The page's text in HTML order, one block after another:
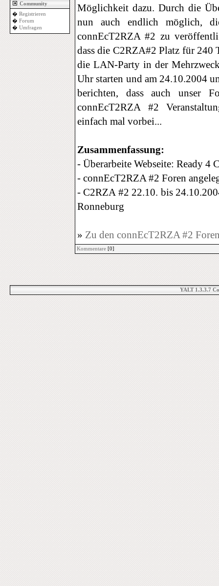
Community
� Registrieren
� Forum
� Umfragen
Möglichkeit dazu. Durch die
nun auch endlich möglich,
connEcT2RZA #2 zu
dass die C2RZA#2 Platz für
die LAN-Party in der
Uhr starten und am 24.10.2004
berichten, dass auch unser
connEcT2RZA #2
einfach mal vorbei...
Zusammenfassung:
- Überarbeite Webseite: Ready 4
- connEcT2RZA #2 Foren
- C2RZA #2 22.10. bis
Ronneburg
» Zu den connEcT2RZA #2
Kommentare [0]
YALT 1.3.3.7